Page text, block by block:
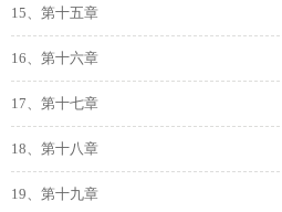
15、第十五章
16、第十六章
17、第十七章
18、第十八章
19、第十九章